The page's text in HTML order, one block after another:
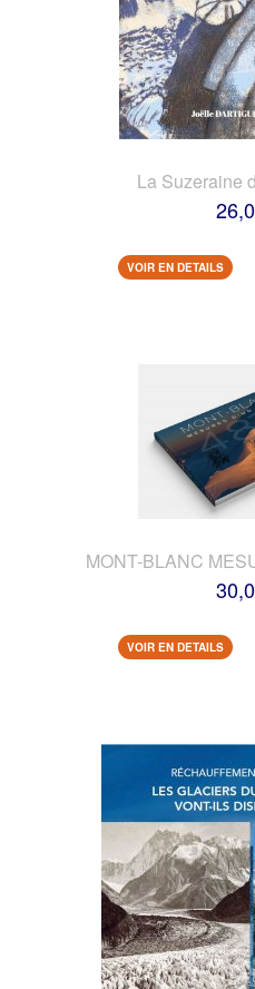
La Suzeraine
VOIR EN DETAILS
MONT-BLANC
VOIR EN DETAILS